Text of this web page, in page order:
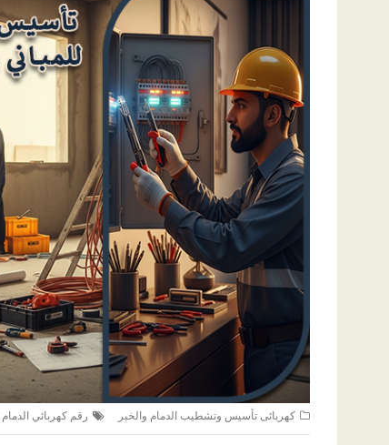
كهربائى تأسيس وتشطيب الدمام والخبر رقم كهربائي